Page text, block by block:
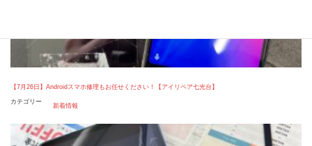
【7月26日】Androidスマホ修理もお任せください！【アイリペア七光台】
カテゴリー
新着情報